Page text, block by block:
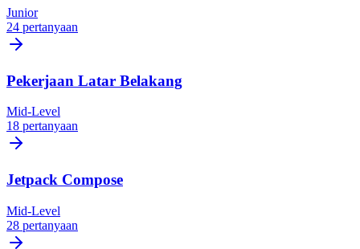
Junior
24 pertanyaan
Pekerjaan Latar Belakang
Mid-Level
18 pertanyaan
Jetpack Compose
Mid-Level
28 pertanyaan